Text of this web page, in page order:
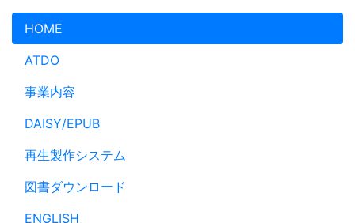
メインコンテンツへスキップ
HOME
ATDO
事業内容
DAISY/EPUB
再生製作システム
図書ダウンロード
ENGLISH